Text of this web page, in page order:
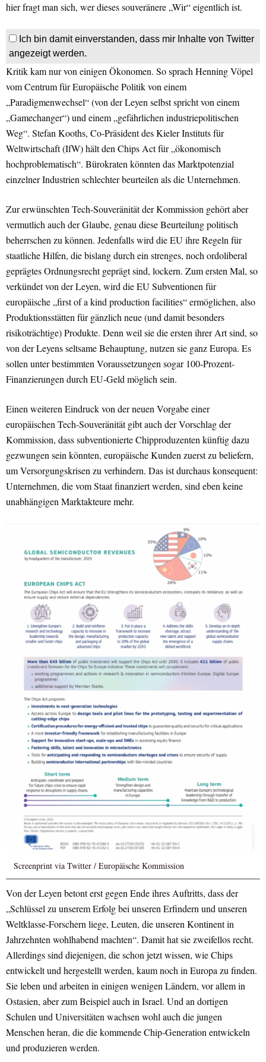
hier fragt man sich, wer dieses souveränere „Wir“ eigentlich ist.
Ich bin damit einverstanden, dass mir Inhalte von Twitter
angezeigt werden.
Kritik kam nur von einigen Ökonomen. So sprach Henning Vöpel
vom Centrum für Europäische Politik von einem
„Paradigmenwechsel“ (von der Leyen selbst spricht von einem
„Gamechanger“) und einem „gefährlichen industriepolitischen
Weg“. Stefan Kooths, Co-Präsident des Kieler Instituts für
Weltwirtschaft (IfW) hält den Chips Act für „ökonomisch
hochproblematisch“. Bürokraten könnten das Marktpotenzial
einzelner Industrien schlechter beurteilen als die Unternehmen.
Zur erwünschten Tech-Souveränität der Kommission gehört aber
vermutlich auch der Glaube, genau diese Beurteilung politisch
beherrschen zu können. Jedenfalls wird die EU ihre Regeln für
staatliche Hilfen, die bislang durch ein strenges, noch ordoliberal
geprägtes Ordnungsrecht geprägt sind, lockern. Zum ersten Mal, so
verkündet von der Leyen, wird die EU Subventionen für
europäische „first of a kind production facilities“ ermöglichen, also
Produktionsstätten für gänzlich neue (und damit besonders
risikoträchtige) Produkte. Denn weil sie die ersten ihrer Art sind, so
von der Leyens seltsame Behauptung, nutzen sie ganz Europa. Es
sollen unter bestimmten Voraussetzungen sogar 100-Prozent-
Finanzierungen durch EU-Geld möglich sein.
Einen weiteren Eindruck von der neuen Vorgabe einer
europäischen Tech-Souveränität gibt auch der Vorschlag der
Kommission, dass subventionierte Chipproduzenten künftig dazu
gezwungen sein könnten, europäische Kunden zuerst zu beliefern,
um Versorgungskrisen zu verhindern. Das ist durchaus konsequent:
Unternehmen, die vom Staat finanziert werden, sind eben keine
unabhängigen Marktakteure mehr.
Screenprint via Twitter / Europäische Kommission
Von der Leyen betont erst gegen Ende ihres Auftritts, dass der
„Schlüssel zu unserem Erfolg bei unseren Erfindern und unseren
Weltklasse-Forschern liege, Leuten, die unseren Kontinent in
Jahrzehnten wohlhabend machten“. Damit hat sie zweifellos recht.
Allerdings sind diejenigen, die schon jetzt wissen, wie Chips
entwickelt und hergestellt werden, kaum noch in Europa zu finden.
Sie leben und arbeiten in einigen wenigen Ländern, vor allem in
Ostasien, aber zum Beispiel auch in Israel. Und an dortigen
Schulen und Universitäten wachsen wohl auch die jungen
Menschen heran, die die kommende Chip-Generation entwickeln
und produzieren werden.